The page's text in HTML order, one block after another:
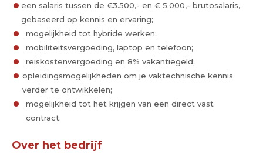
een salaris tussen de €3.500,- en € 5.000,- brutosalaris,
gebaseerd op kennis en ervaring;
mogelijkheid tot hybride werken;
mobiliteitsvergoeding, laptop en telefoon;
reiskostenvergoeding en 8% vakantiegeld;
opleidingsmogelijkheden om je vaktechnische kennis
verder te ontwikkelen;
mogelijkheid tot het krijgen van een direct vast
contract.
Over het bedrijf